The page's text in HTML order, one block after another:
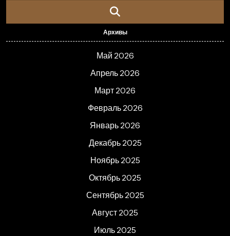
Архивы
Май 2026
Апрель 2026
Март 2026
Февраль 2026
Январь 2026
Декабрь 2025
Ноябрь 2025
Октябрь 2025
Сентябрь 2025
Август 2025
Июль 2025